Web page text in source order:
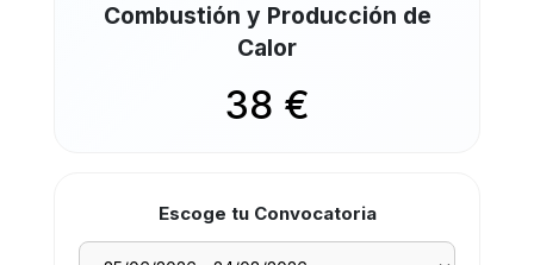
Combustión y Producción de
Calor
38 €
Escoge tu Convocatoria